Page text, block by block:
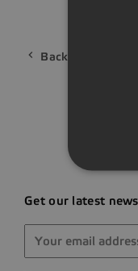
 Back to your
Get our latest